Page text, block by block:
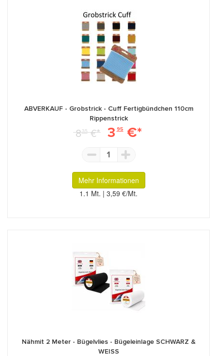
ABVERKAUF - Grobstrick - Cuff Fertigbündchen 110cm
Rippenstrick
835€* 3 95€*
1
Mehr Informationen
1.1 Mt. | 3,59 €/Mt.
Nähmit 2 Meter - Bügelvlies - Bügeleinlage SCHWARZ &
WEISS